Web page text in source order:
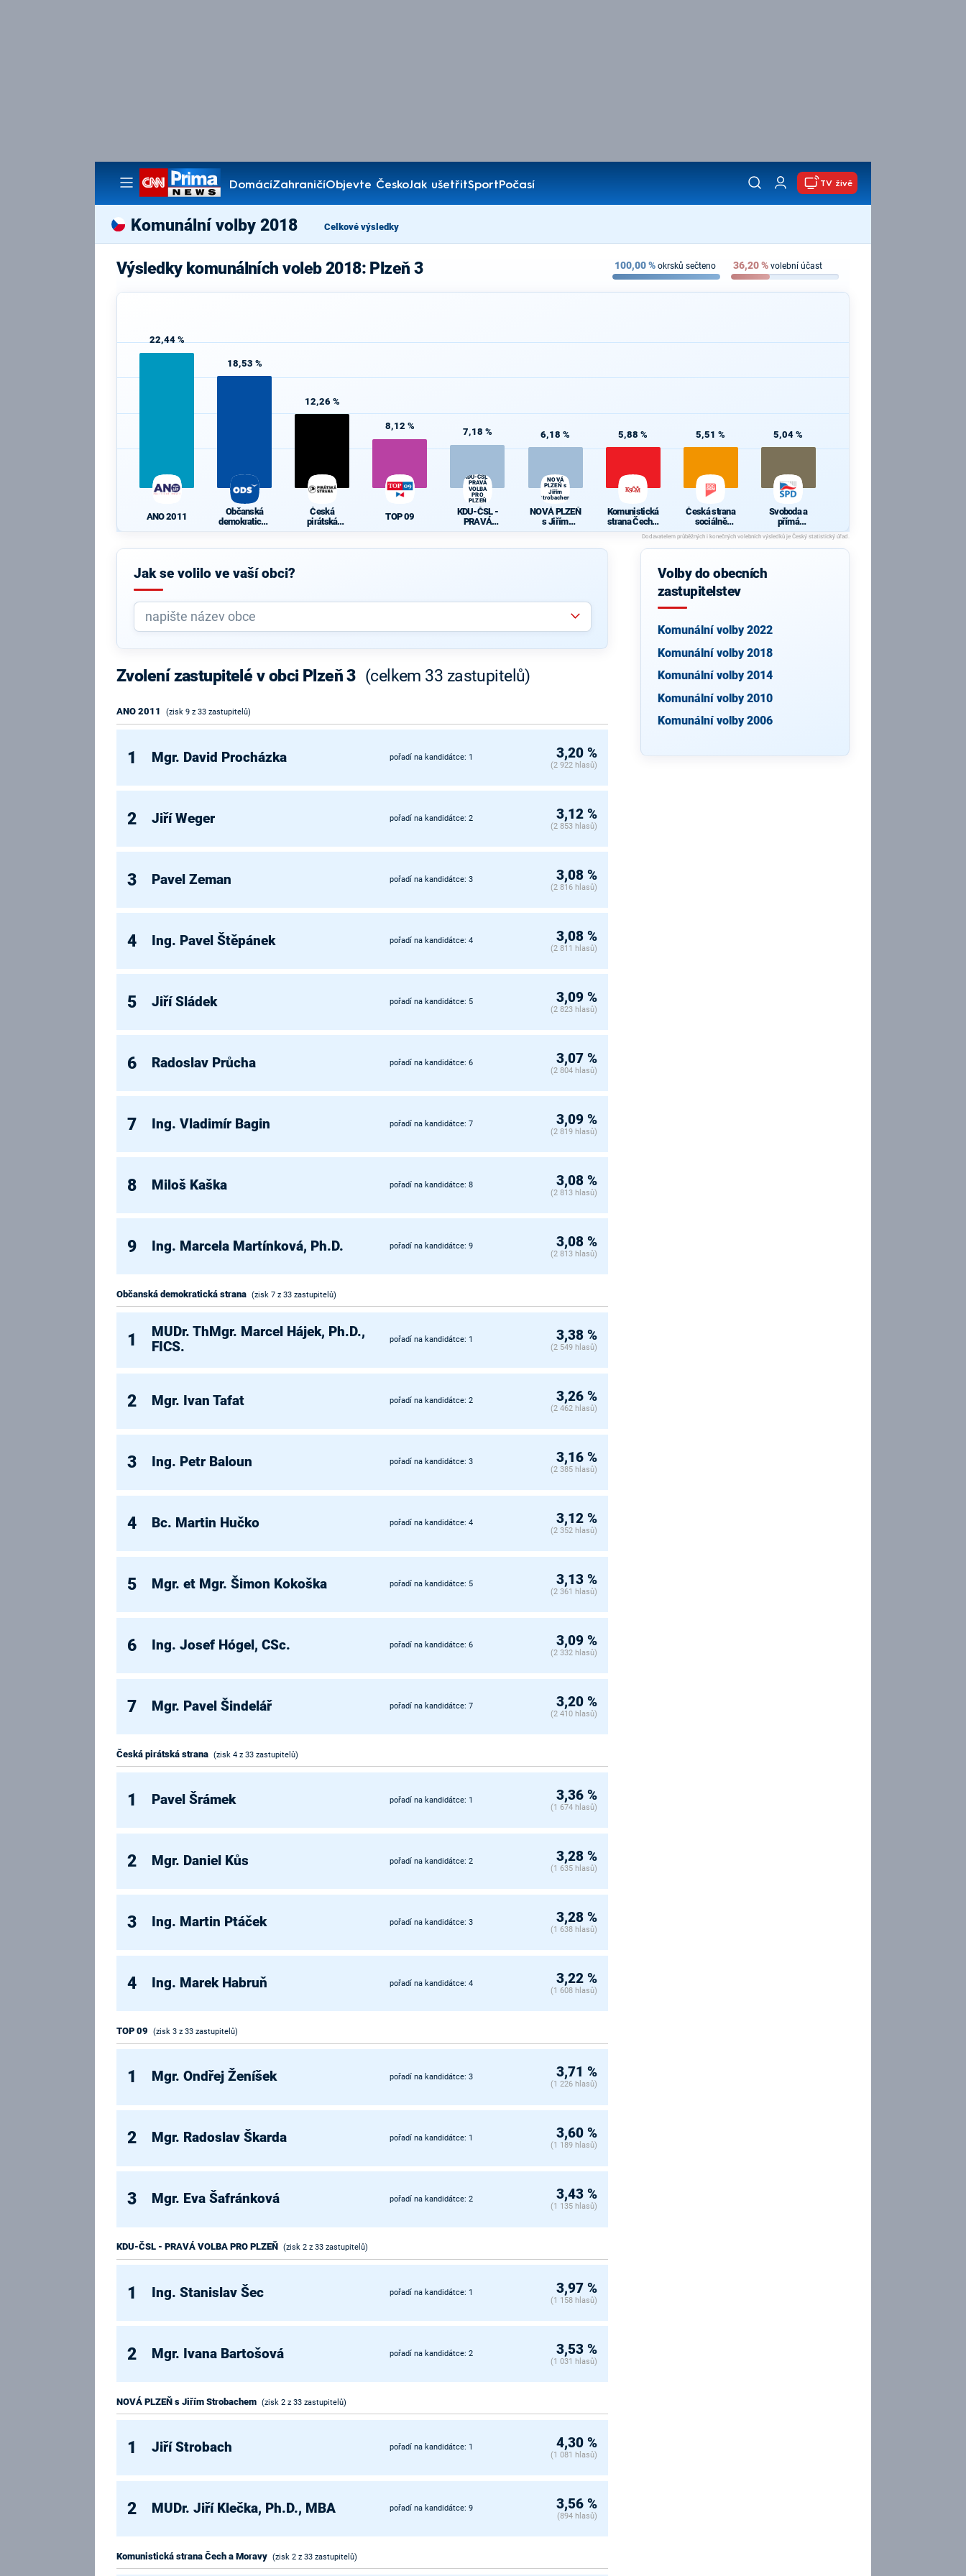
DomácíZahraničíObjevte ČeskoJak ušetřitSportPočasí
Pořady
TV živě
Komunální volby 2018 Celkové výsledky
Výsledky komunálních voleb 2018: Plzeň 3 100,00% okrsků sečteno 36,20% volební účast
22,44 %
ANO 2011
18,53 %
Občanská
demokratická
12,26 %
Česká
pirátská
8,12 %
TOP 09
7,18 %
KDU-ČSL -
PRAVÁ
VOLBA
PRO
PLZEŇ
KDU-ČSL -
PRAVÁ
6,18 %
NOVÁ
PLZEŇ s
Jiřím
Strobachem
NOVÁ PLZEŇ
s Jiřím
Strobachem
5,88 %
Komunistická
strana Čech a
Moravy
5,51 %
Česká strana
sociálně
demokratická
5,04 %
Svoboda a
přímá
demokracie -
Tomio
Okamura
Jak se volilo ve vaší obci?
Zvolení zastupitelé v obci Plzeň 3 (celkem 33 zastupitelů)
ANO 2011 (zisk 9 z 33 zastupitelů)
1 Mgr. David Procházka pořadí na kandidátce: 1 3,20 %
(2 922 hlasů)
2 Jiří Weger pořadí na kandidátce: 2 3,12 %
(2 853 hlasů)
3 Pavel Zeman pořadí na kandidátce: 3 3,08 %
(2 816 hlasů)
4 Ing. Pavel Štěpánek pořadí na kandidátce: 4 3,08 %
(2 811 hlasů)
5 Jiří Sládek pořadí na kandidátce: 5 3,09 %
(2 823 hlasů)
6 Radoslav Průcha pořadí na kandidátce: 6 3,07 %
(2 804 hlasů)
7 Ing. Vladimír Bagin pořadí na kandidátce: 7 3,09 %
(2 819 hlasů)
8 Miloš Kaška pořadí na kandidátce: 8 3,08 %
(2 813 hlasů)
9 Ing. Marcela Martínková, Ph.D. pořadí na kandidátce: 9 3,08 %
(2 813 hlasů)
Občanská demokratická strana (zisk 7 z 33 zastupitelů)
1
MUDr. ThMgr. Marcel Hájek, Ph.D.,
FICS.
pořadí na kandidátce: 1 3,38 %
(2 549 hlasů)
2 Mgr. Ivan Tafat pořadí na kandidátce: 2 3,26 %
(2 462 hlasů)
3 Ing. Petr Baloun pořadí na kandidátce: 3 3,16 %
(2 385 hlasů)
4 Bc. Martin Hučko pořadí na kandidátce: 4 3,12 %
(2 352 hlasů)
5 Mgr. et Mgr. Šimon Kokoška pořadí na kandidátce: 5 3,13 %
(2 361 hlasů)
6 Ing. Josef Hógel, CSc. pořadí na kandidátce: 6 3,09 %
(2 332 hlasů)
7 Mgr. Pavel Šindelář pořadí na kandidátce: 7 3,20 %
(2 410 hlasů)
Česká pirátská strana (zisk 4 z 33 zastupitelů)
1 Pavel Šrámek pořadí na kandidátce: 1 3,36 %
(1 674 hlasů)
2 Mgr. Daniel Kůs pořadí na kandidátce: 2 3,28 %
(1 635 hlasů)
3 Ing. Martin Ptáček pořadí na kandidátce: 3 3,28 %
(1 638 hlasů)
4 Ing. Marek Habruň pořadí na kandidátce: 4 3,22 %
(1 608 hlasů)
TOP 09 (zisk 3 z 33 zastupitelů)
1 Mgr. Ondřej Ženíšek pořadí na kandidátce: 3 3,71 %
(1 226 hlasů)
2 Mgr. Radoslav Škarda pořadí na kandidátce: 1 3,60 %
(1 189 hlasů)
3 Mgr. Eva Šafránková pořadí na kandidátce: 2 3,43 %
(1 135 hlasů)
KDU-ČSL - PRAVÁ VOLBA PRO PLZEŇ (zisk 2 z 33 zastupitelů)
1 Ing. Stanislav Šec pořadí na kandidátce: 1 3,97 %
(1 158 hlasů)
2 Mgr. Ivana Bartošová pořadí na kandidátce: 2 3,53 %
(1 031 hlasů)
NOVÁ PLZEŇ s Jiřím Strobachem (zisk 2 z 33 zastupitelů)
1 Jiří Strobach pořadí na kandidátce: 1 4,30 %
(1 081 hlasů)
2 MUDr. Jiří Klečka, Ph.D., MBA pořadí na kandidátce: 9 3,56 %
(894 hlasů)
Komunistická strana Čech a Moravy (zisk 2 z 33 zastupitelů)
Volby do obecních
zastupitelstev
Komunální volby 2022
Komunální volby 2018
Komunální volby 2014
Komunální volby 2010
Komunální volby 2006